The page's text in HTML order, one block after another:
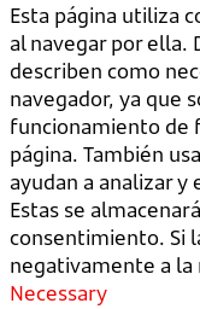
Esta página utiliza
al navegar por ella.
describen como
navegador, ya que
funcionamiento de
página. También
ayudan a analizar y
Estas se
consentimiento. Si
negativamente a la
Necessary